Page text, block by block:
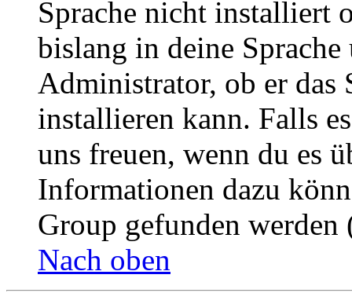
Sprache nicht installiert
bislang in deine
Administrator, ob er das
installieren kann. Falls
uns freuen, wenn du es
Informationen dazu
Group gefunden
Nach oben